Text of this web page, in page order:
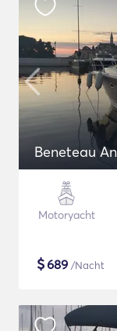
Beneteau
Motoryacht
$689 /Nacht